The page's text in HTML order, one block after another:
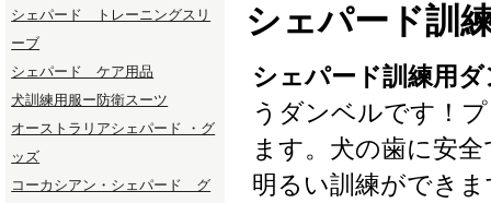
シェパード トレーニングスリ
ーブ
シェパード ケア用品
犬訓練用服ー防衛スーツ
オーストラリアシェパード ・グ
ッズ
コーカシアン・シェパード グ
シェパード訓
シェパード訓練用
うダンベルです！
ます。犬の歯に安
明るい訓練ができ